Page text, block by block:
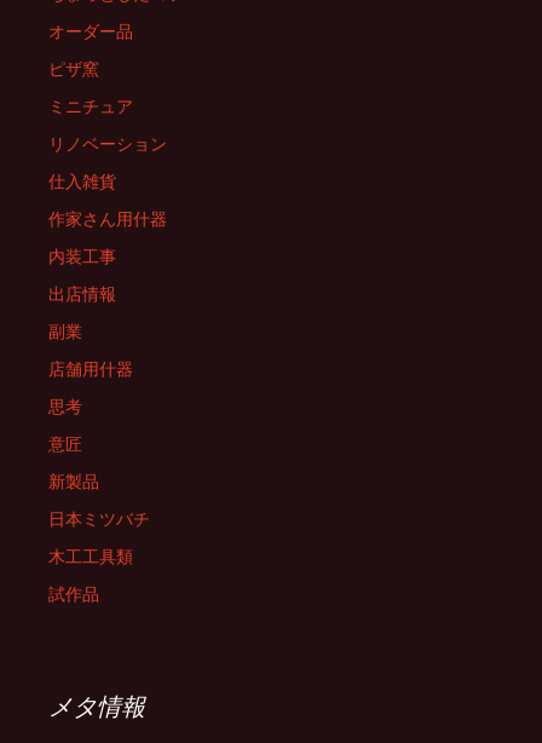
オーダー品
ピザ窯
ミニチュア
リノベーション
仕入雑貨
作家さん用什器
内装工事
出店情報
副業
店舗用什器
思考
意匠
新製品
日本ミツバチ
木工工具類
試作品
メタ情報